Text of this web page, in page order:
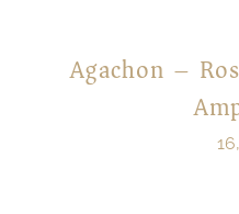
Agachon –